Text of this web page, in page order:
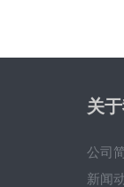
关
公司
新闻